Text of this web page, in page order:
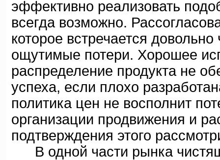
эффективно реализовать
всегда возможно.
которое встречается
ощутимые потери. Хорошее
распределение продукта не
успеха, если плохо
политика цен не восполнит
организации продвижения и
подтверждения этого
В одной части рынка